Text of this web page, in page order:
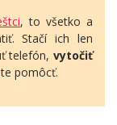
, to všetko a
Stačí ich len
telefón, vytočiť
pomôcť.